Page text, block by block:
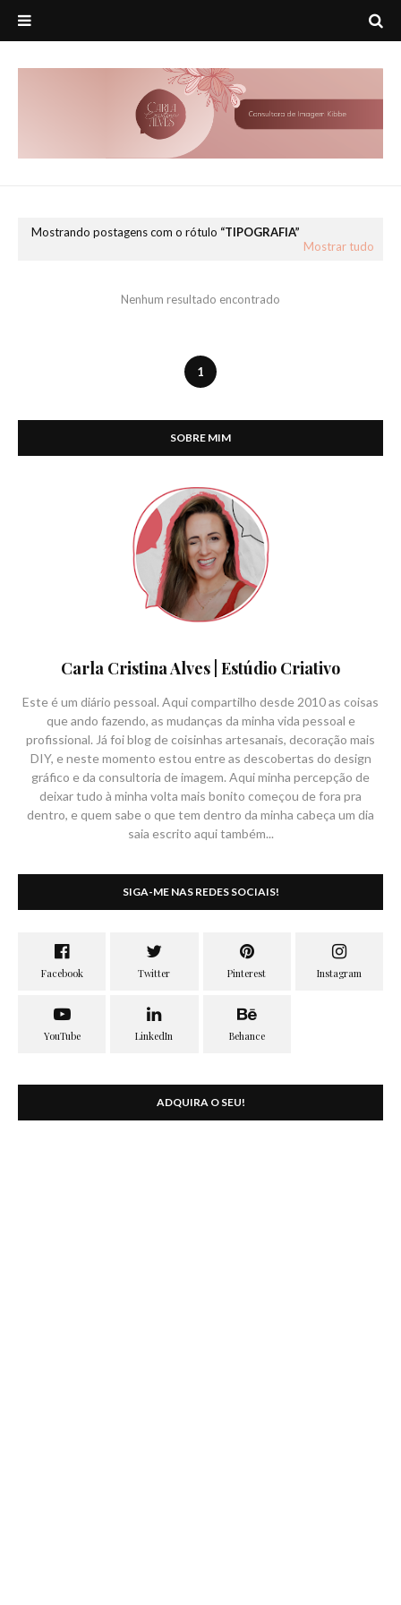
Mostrando postagens com o rótulo
TIPOGRAFIA
Mostrar tudo
Nenhum resultado encontrado
1
SOBRE MIM
Carla Cristina Alves | Estúdio Criativo
Este é um diário pessoal. Aqui compartilho desde 2010 as coisas
que ando fazendo, as mudanças da minha vida pessoal e
profissional. Já foi blog de coisinhas artesanais, decoração mais
DIY, e neste momento estou entre as descobertas do design
gráfico e da consultoria de imagem. Aqui minha percepção de
deixar tudo à minha volta mais bonito começou de fora pra
dentro, e quem sabe o que tem dentro da minha cabeça um dia
saia escrito aqui também...
SIGA-ME NAS REDES SOCIAIS!
ADQUIRA O SEU!